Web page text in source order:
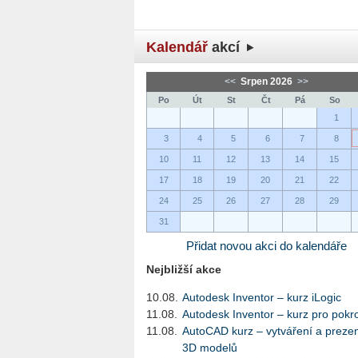
Kalendář akcí
<< Srpen 2026 >>
Po Út St Čt Pá So
1
3 4 5 6 7 8
10 11 12 13 14 15
17 18 19 20 21 22
24 25 26 27 28 29
31
Přidat novou akci do kalendáře
Nejbližší akce
10.08.
Autodesk Inventor – kurz iLogic
11.08.
Autodesk Inventor – kurz pro
11.08.
AutoCAD kurz – vytváření a
3D modelů